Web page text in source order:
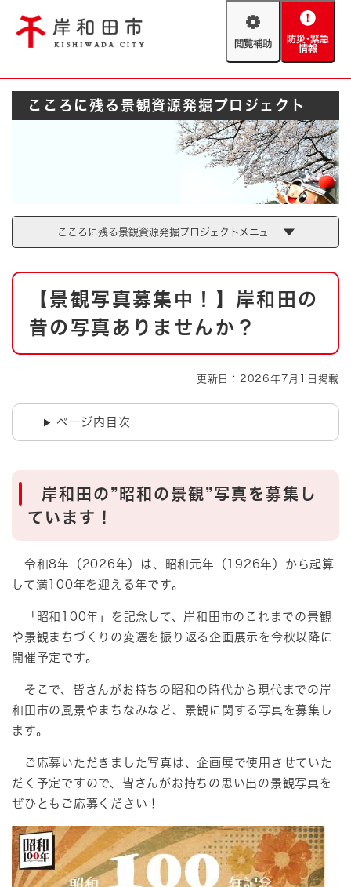
閲
助
防
緊
急
情
報
Foreign language
背景色変更 白 黒 青
防災・緊急情報 救急・消防
AED設置箇所
こころに残る景観資源発掘プロジェクト
こころに残る景観資源発掘プロジェクトメニュー
本
【景観写真募集中！】岸和田の
昔の写真ありませんか？
更新日：2026年7月1日掲載
ページ内目次
岸和田の”昭和の景観”写真を募集し
ています！
令和8年（2026年）は、昭和元年（1926年）から起算
して満100年を迎える年です。
「昭和100年」を記念して、岸和田市のこれまでの景観
や景観まちづくりの変遷を振り返る企画展示を今秋以降に
開催予定です。
そこで、皆さんがお持ちの昭和の時代から現代までの岸
和田市の風景やまちなみなど、景観に関する写真を募集し
ます。
ご応募いただきました写真は、企画展で使用させていた
だく予定ですので、皆さんがお持ちの思い出の景観写真を
ぜひともご応募ください！